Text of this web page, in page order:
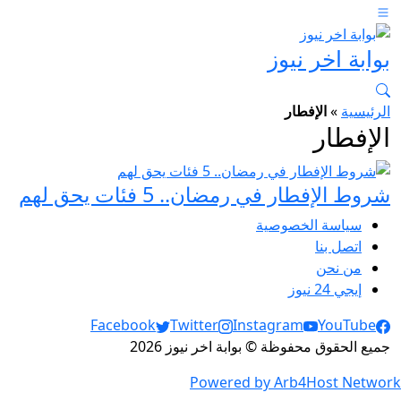
بوابة اخر نيوز
الرئيسية »الإفطار
الإفطار
شروط الإفطار في رمضان.. 5 فئات يحق لهم
سياسة الخصوصية
اتصل بنا
من نحن
إيجي 24 نيوز
Social Links
Facebook Twitter Instagram
YouTube
جميع الحقوق محفوظة © بوابة اخر نيوز 2026
Powered by Arb4Host Network